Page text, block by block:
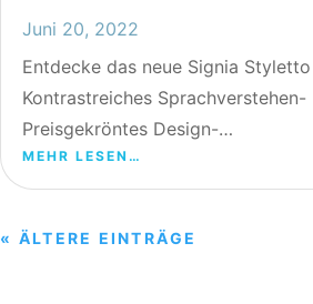
Juni 20, 2022
Entdecke das neue Signia
Kontrastreiches Sprachverstehen-
Preisgekröntes Design-…
MEHR LESEN…
« ÄLTERE EINTRÄGE